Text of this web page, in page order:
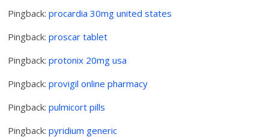
Pingback:procardia 30mg united states
Pingback:proscar tablet
Pingback:protonix 20mg usa
Pingback:provigil online pharmacy
Pingback:pulmicort pills
Pingback:pyridium generic